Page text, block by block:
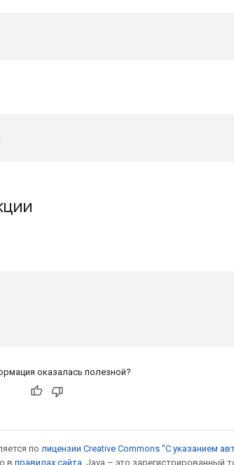
оказалась полезной?
по лицензии Creative Commons "С указанием
в правилах сайта . Java – это зарегистрированный